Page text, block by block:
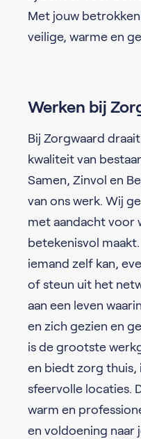
Met jouw
veilige, warme en
Werken bij
Bij Zorgwaard
kwaliteit van
Samen, Zinvol en
van ons werk. Wij
met aandacht voor
betekenisvol
iemand zelf kan,
of steun uit het
aan een leven
en zich gezien en
is de grootste
en biedt zorg thuis,
sfeervolle locaties.
warm en
en voldoening naar